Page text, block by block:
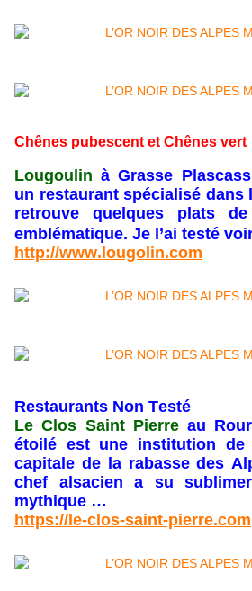
Chênes pubescent et Chênes vert
Lougoulinà Grasse
un restaurant spécialisé dans
retrouve quelques plats
emblématique. Je l’ai testé
http://www.lougolin.com
Restaurants Non Testé
Le Clos Saint Pierreau
étoilé est une institution
capitale de la rabasse des
chef alsacien a su
mythique …
https://le-clos-saint-pierre.com